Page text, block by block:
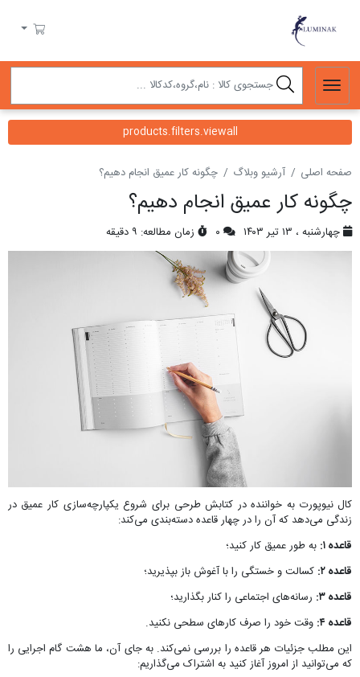
سبد خرید
products.filters.viewall
صفحه اصلی آرشیو وبلاگ چگونه کار عمیق انجام دهیم؟
چگونه کار عمیق انجام دهیم؟
چهارشنبه ، ۱۳ تیر ۱۴۰۳ زمان مطالعه: ۹ دقیقه
کال نیوپورت به خواننده در کتابش طرحی برای شروع یکپارچه‌سازی کار عمیق در
زندگی می‌دهد که آن را در چهار قاعده دسته‌بندی می‌کند:
قاعده ۱:
به طور عمیق کار کنید؛
قاعده ۲:
کسالت و خستگی را با آغوش باز بپذیرید؛
قاعده ۳:
رسانه‌های اجتماعی را کنار بگذارید؛
قاعده ۴:
وقت خود را صرف کارهای سطحی نکنید.
این مطلب جزئیات هر قاعده را بررسی نمی‌کند. به جای آن، ما هشت گام اجرایی را
که می‌توانید از امروز آغاز کنید به اشتراک می‌گذاریم: